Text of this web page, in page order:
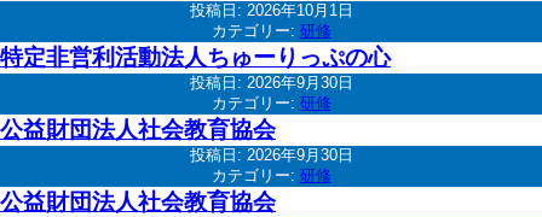
投稿日: 2026年10月1日
カテゴリー: 研修
特定非営利活動法人ちゅーりっぷの心
投稿日: 2026年9月30日
カテゴリー: 研修
公益財団法人社会教育協会
投稿日: 2026年9月30日
カテゴリー: 研修
公益財団法人社会教育協会